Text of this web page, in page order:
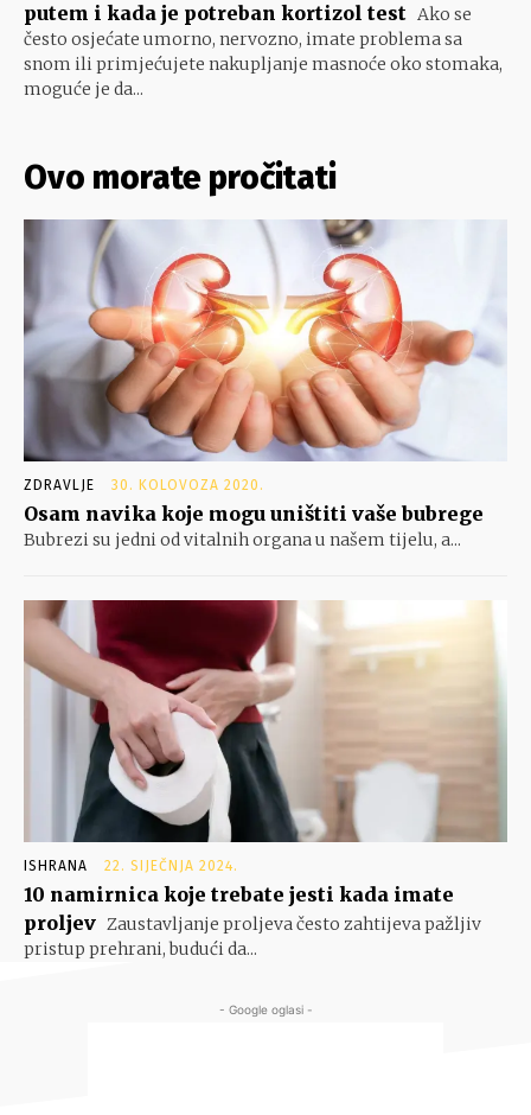
putem i kada je potreban kortizol test Ako se
često osjećate umorno, nervozno, imate problema sa
snom ili primjećujete nakupljanje masnoće oko stomaka,
moguće je da...
Ovo morate pročitati
ZDRAVLJE 30. KOLOVOZA 2020.
Osam navika koje mogu uništiti vaše bubrege
Bubrezi su jedni od vitalnih organa u našem tijelu, a...
ISHRANA 22. SIJEČNJA 2024.
10 namirnica koje trebate jesti kada imate
proljev Zaustavljanje proljeva često zahtijeva pažljiv
pristup prehrani, budući da...
- Google oglasi -